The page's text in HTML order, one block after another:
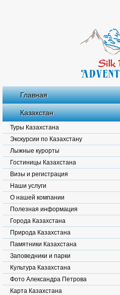
Главная
Казахстан
Туры Казахстана
Экскурсии по Казахстану
Лыжные курорты
Гостиницы Казахстана
Визы и регистрация
Наши услуги
О нашей компании
Полезная информация
Города Казахстана
Природа Казахстана
Памятники Казахстана
Заповедники и парки
Культура Казахстана
Фото Александра Петрова
Карта Казахстана